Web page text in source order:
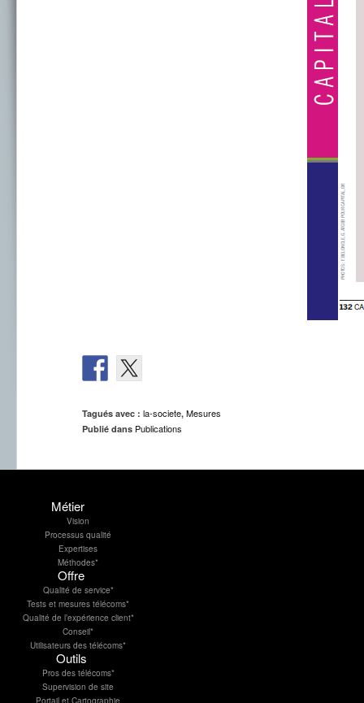
Tagués avec : la-societe, Mesures
Publié dans Publications
Métier
Vision
Processus qualité
Expertises
Méthodes*
Offre
Qualité de service*
Tests et mesures télécoms*
Qualité de l’expérience client*
Conseil*
Utilisateurs des télécoms*
Outils
Pros des télécoms*
Supervision de site
Portail et Cartographie